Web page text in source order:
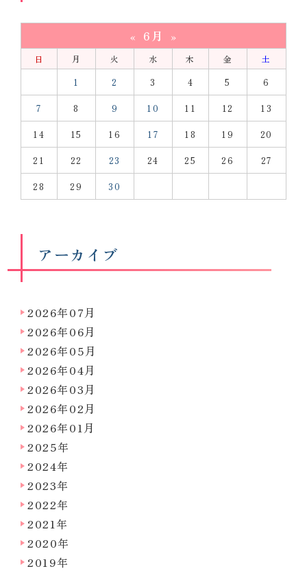
« 6月 »
日 月 火 水 木 金
土
1
2 3 4 5 6
7 8 9 10 11 12 13
14 15 16 17 18 19 20
21 22 23 24 25 26 27
28 29 30
アーカイブ
2026年07月
2026年06月
2026年05月
2026年04月
2026年03月
2026年02月
2026年01月
2025年
2024年
2023年
2022年
2021年
2020年
2019年